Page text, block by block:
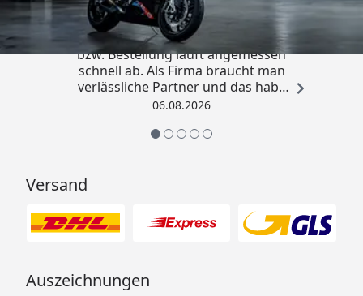
„Die Abwicklung eines Auftrages
bzw. Bestellung läuft angemessen
schnell ab. Als Firma braucht man
verlässliche Partner und das habe
ich hier gefunden.“
06.08.2026
Versand
Auszeichnungen